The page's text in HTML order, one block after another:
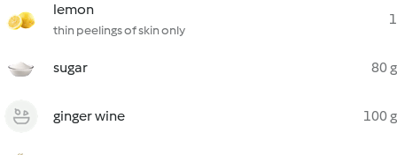
lemon
thin peelings of skin only
1
sugar 80 g
ginger wine 100 g